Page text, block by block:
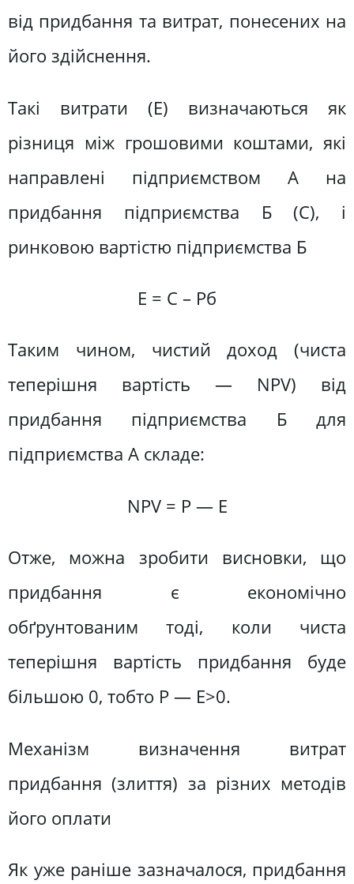
від придбання та витрат, понесених на
його здійснення.
Такі витрати (Е) визначаються як
різниця між грошовими коштами, які
направлені підприємством А на
придбання підприємства Б (С), і
ринковою вартістю підприємства Б
Е = С – Рб
Таким чином, чистий доход (чиста
теперішня вартість — NPV) від
придбання підприємства Б для
підприємства А складе:
NPV = Р — Е
Отже, можна зробити висновки, що
придбання є економічно
обґрунтованим тоді, коли чиста
теперішня вартість придбання буде
більшою 0, тобто Р — Е>0.
Механізм визначення витрат
придбання (злиття) за різних методів
його оплати
Як уже раніше зазначалося, придбання